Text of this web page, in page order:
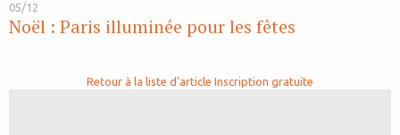
05/12
Noël : Paris illuminée pour les fêtes
Retour à la liste d'article Inscription gratuite